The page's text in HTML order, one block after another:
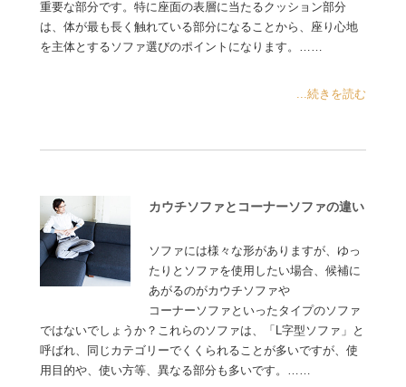
重要な部分です。特に座面の表層に当たるクッション部分
は、体が最も長く触れている部分になることから、座り心地
を主体とするソファ選びのポイントになります。……
...続きを読む
カウチソファとコーナーソファの違い
ソファには様々な形がありますが、ゆっ
たりとソファを使用したい場合、候補に
あがるのがカウチソファや
コーナーソファといったタイプのソファ
ではないでしょうか？これらのソファは、「L字型ソファ」と
呼ばれ、同じカテゴリーでくくられることが多いですが、使
用目的や、使い方等、異なる部分も多いです。……